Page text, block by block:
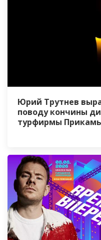
Юрий Трутнев
поводу кончины
турфирмы